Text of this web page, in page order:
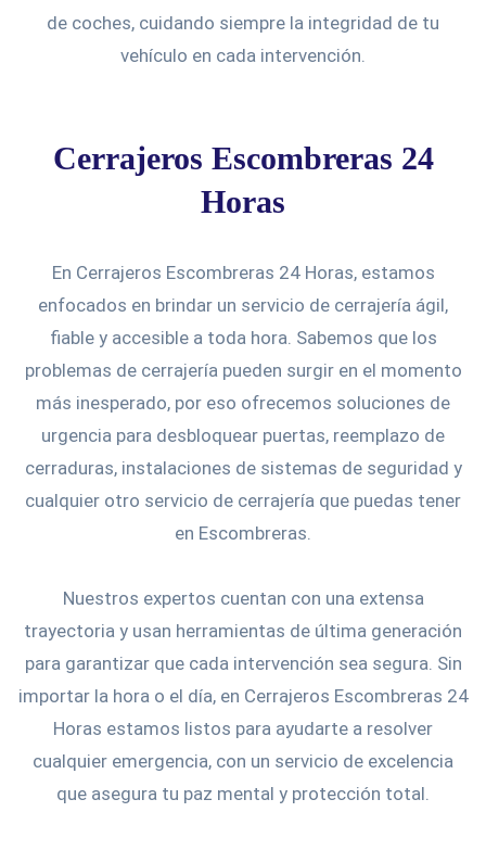
de coches, cuidando siempre la integridad de tu
vehículo en cada intervención.
Cerrajeros Escombreras 24
Horas
En Cerrajeros Escombreras 24 Horas, estamos
enfocados en brindar un servicio de cerrajería ágil,
fiable y accesible a toda hora. Sabemos que los
problemas de cerrajería pueden surgir en el momento
más inesperado, por eso ofrecemos soluciones de
urgencia para desbloquear puertas, reemplazo de
cerraduras, instalaciones de sistemas de seguridad y
cualquier otro servicio de cerrajería que puedas tener
en Escombreras.
Nuestros expertos cuentan con una extensa
trayectoria y usan herramientas de última generación
para garantizar que cada intervención sea segura. Sin
importar la hora o el día, en Cerrajeros Escombreras 24
Horas estamos listos para ayudarte a resolver
cualquier emergencia, con un servicio de excelencia
que asegura tu paz mental y protección total.